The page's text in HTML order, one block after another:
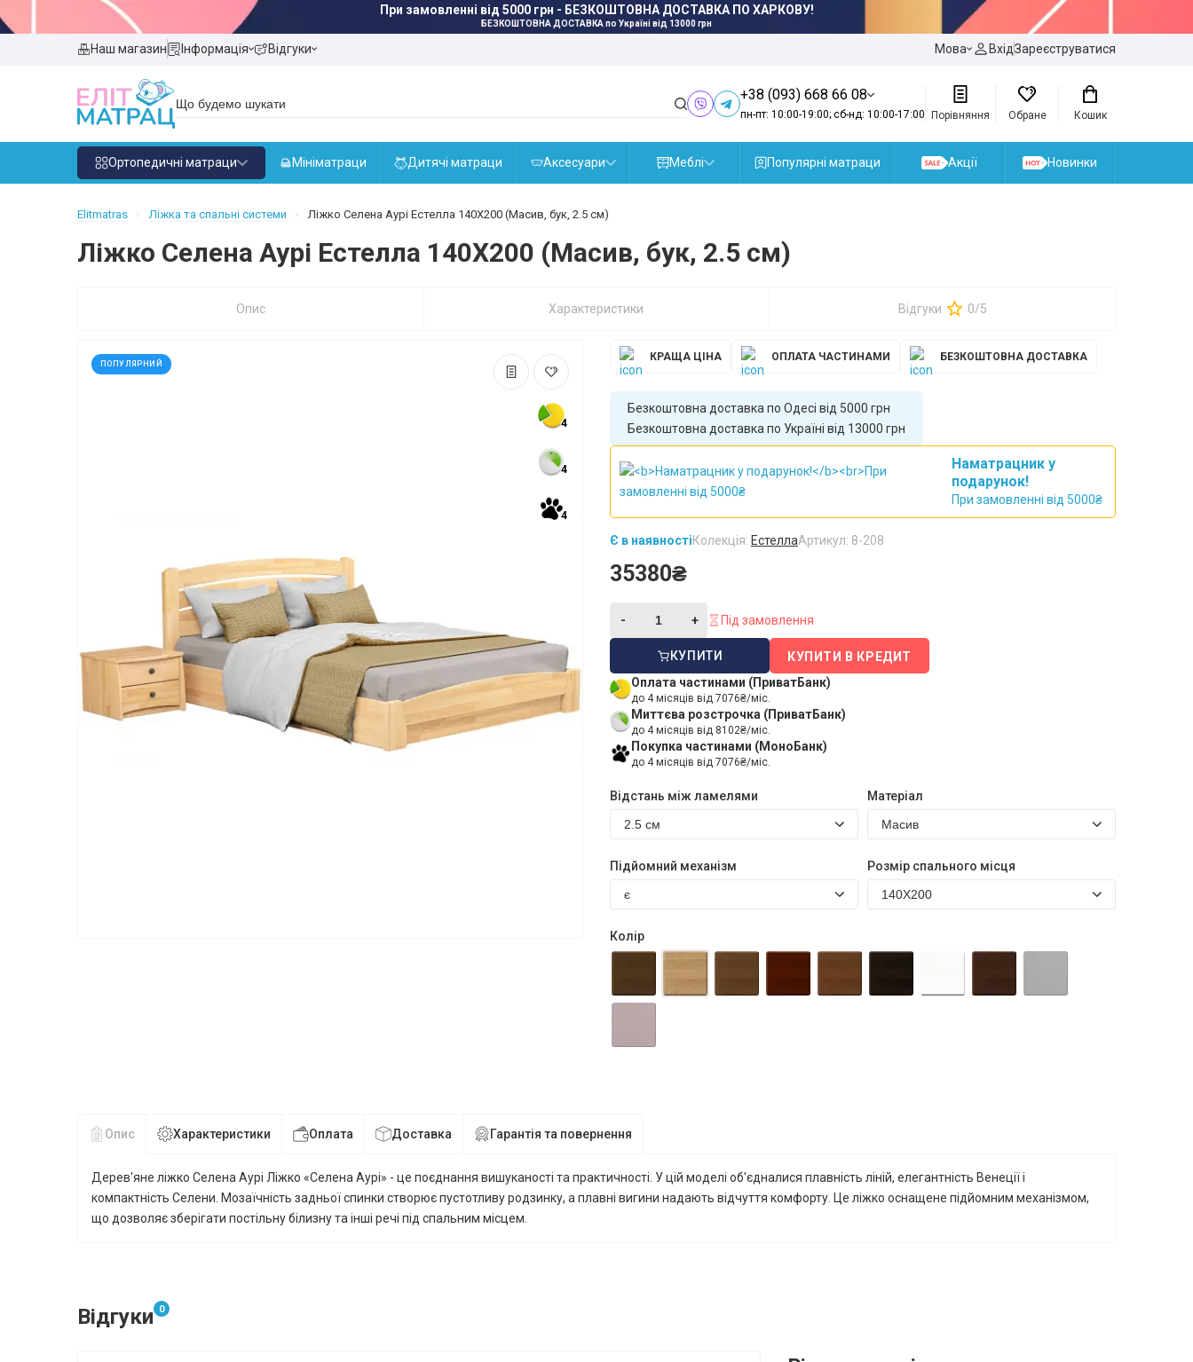
При замовленні від 5000 грн - БЕЗКОШТОВНА ДОСТАВКА ПО ЛЬВОВУ!
БЕЗКОШТОВНА ДОСТАВКАпо Україні від 13000 грн
Наш магазин Інформація Відгуки Мова ВхідЗареєструватися
+38 (093) 668 66 08
пн-пт: 10:00-19:00; сб-нд: 10:00-17:00 Порівняння Обране Кошик
Ортопедичні матраци Мініматраци Дитячі матраци Аксесуари Меблі Популярні матраци Акції Новинки
Elitmatras Ліжка та спальні системи Ліжко Селена Аурі Естелла 140X200 (Масив, бук, 2.5 см)
Ліжко Селена Аурі Естелла 140X200 (Масив, бук, 2.5 см)
Опис Характеристики Відгуки 0/5
4
4
4
ПОПУЛЯРНИЙ
КРАЩА ЦІНА ОПЛАТА ЧАСТИНАМИ БЕЗКОШТОВНА ДОСТАВКА
Безкоштовна доставка по Харкову від 5000 грн
Безкоштовна доставка по Україні від 13000 грн
Наматрацник у
подарунок!
При замовленні від 5000₴
Є в наявностіКолекція: ЕстеллаАртикул: 8-208
35380₴
Під замовлення
КУПИТИ
Оплата частинами (ПриватБанк)
до 4 місяців від 7076₴/міс.
Миттєва розстрочка (ПриватБанк)
до 4 місяців від 8102₴/міс.
Покупка частинами (МоноБанк)
до 4 місяців від 7076₴/міс.
КУПИТИ В КРЕДИТ
Відстань між ламелями Матеріал
Підйомний механізм Розмір спального місця
Колір
Опис Характеристики Оплата Доставка Гарантія та повернення
Дерев'яне ліжко Селена Аурі Ліжко «Селена Аурі» - це поєднання вишуканості та практичності. У цій моделі об'єдналися плавність ліній, елегантність Венеції і
компактність Селени. Мозаїчність задньої спинки створює пустотливу родзинку, а плавні вигини надають відчуття комфорту. Це ліжко оснащене підйомним механізмом,
що дозволяє зберігати постільну білизну та інші речі під спальним місцем.
Відгуки 0